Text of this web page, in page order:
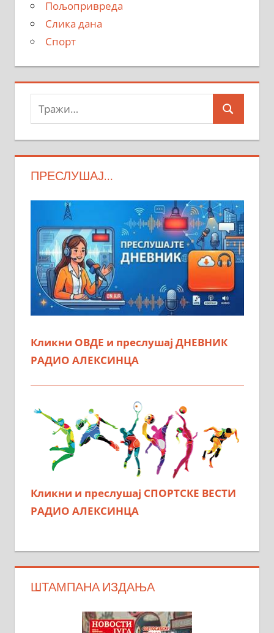
Пољопривреда
Слика дана
Спорт
Тражи:
Search
ПРЕСЛУШАЈ…
Кликни ОВДЕ и преслушај ДНЕВНИК
РАДИО АЛЕКСИНЦА
Кликни и преслушај СПОРТСКЕ ВЕСТИ
РАДИО АЛЕКСИНЦА
ШТАМПАНА ИЗДАЊА